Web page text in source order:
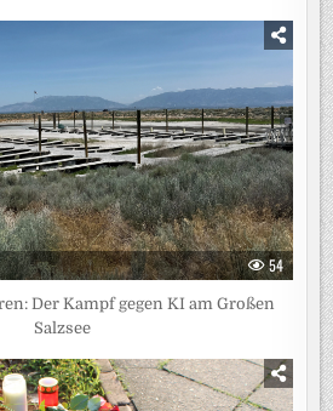
54
Der Kampf gegen KI am Großen
Salzsee